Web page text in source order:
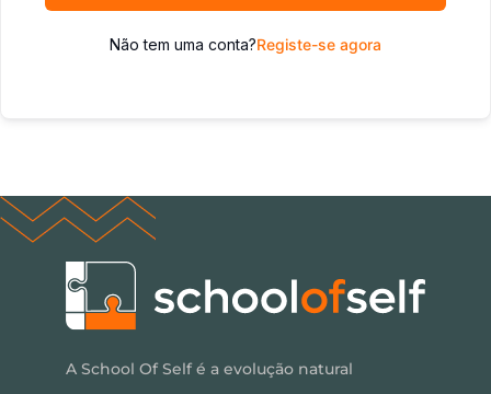
Não tem uma conta?Registe-se agora
A School Of Self é a evolução natural